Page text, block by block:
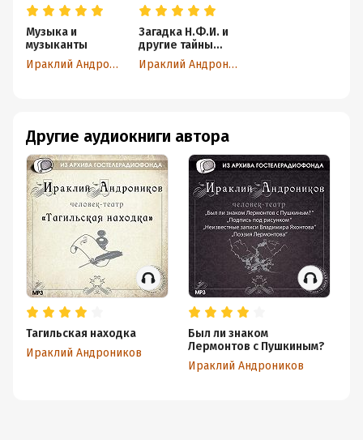
Музыка и
музыканты
Ираклий Андроников
Загадка Н.Ф.И. и
другие тайны
русской
литературы
Ираклий Андроников
Другие аудиокниги автора
Тагильская находка
Ираклий Андроников
Был ли знаком
Лермонтов с Пушкиным?
Ираклий Андроников